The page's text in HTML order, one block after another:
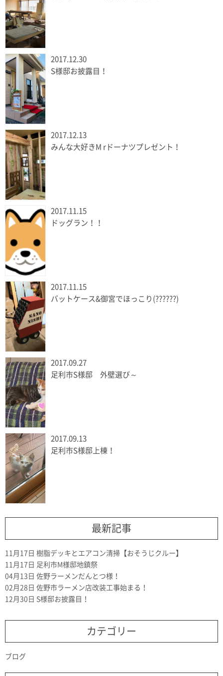
2017.12.30
S様邸お披露目！
2017.12.13
みんな大好きM rドーナツプレゼント！
2017.11.15
ドッグラン！！
2017.11.15
バットケース&御宮でほっこり(??????)
2017.09.27
足利市S様邸 外壁選び～
2017.09.13
足利市S様邸上棟！
最新記事
11月17日 樹脂デッキとエアコン清掃【おそうじクルー】
11月17日 足利市M様邸地鎮祭
04月13日 佐野ラーメンだんとつ様！
02月28日 佐野市ラーメン店改装工事始まる！
12月30日 S様邸お披露目！
カテゴリー
ブログ